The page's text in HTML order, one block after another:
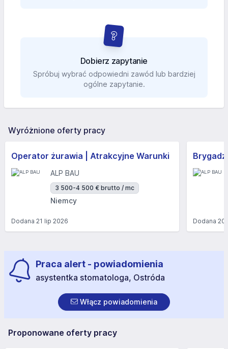
Dobierz zapytanie
Spróbuj wybrać odpowiedni zawód lub bardziej
ogólne zapytanie.
Wyróżnione oferty pracy
Operator żurawia | Atrakcyjne Warunki
ALP BAU
3 500-4 500 € brutto / mc
Niemcy
Dodana 21 lip 2026 Dodana20
Praca alert - powiadomienia
asystentka stomatologa, Ostróda
Włącz powiadomienia
Proponowane oferty pracy